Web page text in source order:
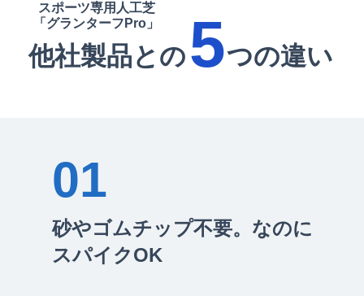
5
スポーツ専用人工芝
「グランターフPro」
他社製品との つの違い
01
砂やゴムチップ不要。なのに
スパイクOK